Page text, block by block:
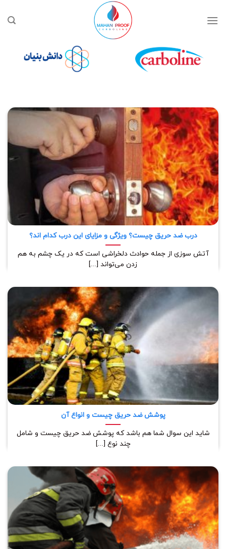
درب ضد حریق چیست؟ ویژگی و مزایای این درب کدام اند؟
آتش سوزی از جمله حوادث دلخراشی است که در یک چشم به هم
زدن می‌تواند [...]
پوشش ضد حریق چیست و انواع آن
شاید این سوال شما هم باشد که پوشش ضد حریق چیست و شامل
چند نوع [...]